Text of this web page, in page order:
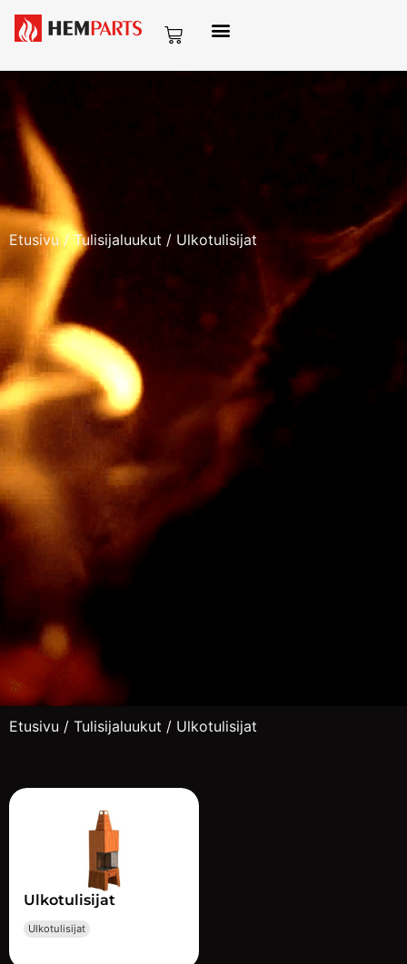
Etusivu / Tulisijaluukut / Ulkotulisijat
Etusivu / Tulisijaluukut / Ulkotulisijat
Ulkotulisijat
Ulkotulisijat